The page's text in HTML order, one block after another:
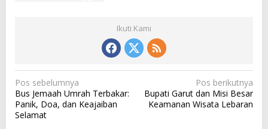
Ikuti Kami
N
a
v
Pos sebelumnya
Bus Jemaah Umrah Terbakar:
Panik, Doa, dan Keajaiban
Selamat
Pos berikutnya
Bupati Garut dan Misi Besar
Keamanan Wisata Lebaran